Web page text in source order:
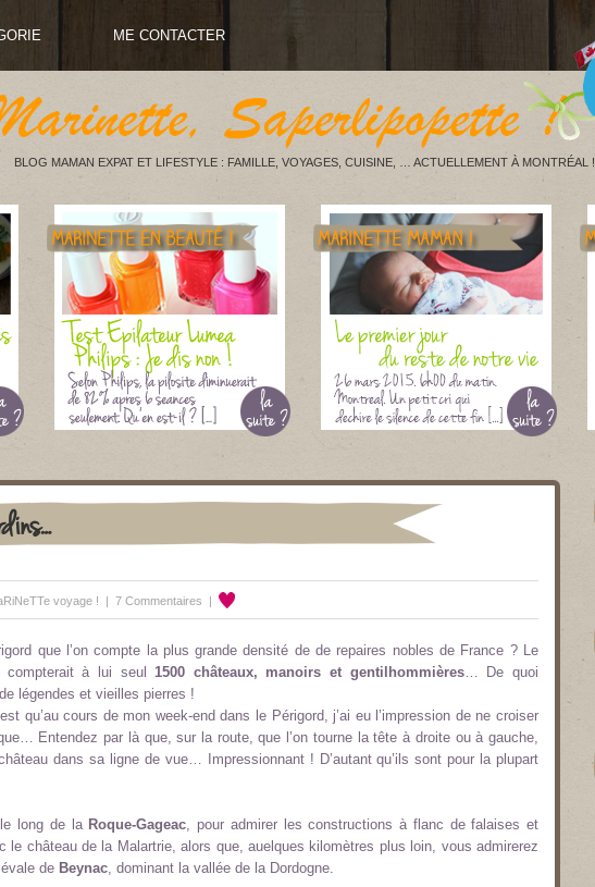
ME CONTACTER
BLOG MAMAN EXPAT ET LIFESTYLE : FAMILLE, VOYAGES, CUISINE, … ACTUELLEMENT À MONTRÉAL !
voyage ! | 7 Commentaires |
que l’on compte la plus grande densité de de repaires nobles de France ? Le
compterait à lui seul1500 châteaux, manoirs et gentilhommières… De quoi
légendes et vieilles pierres !
qu’au cours de mon week-end dans le Périgord, j’ai eu l’impression de ne croiser
Entendez par là que, sur la route, que l’on tourne la tête à droite ou à gauche,
dans sa ligne de vue… Impressionnant ! D’autant qu’ils sont pour la plupart
le long de la Roque-Gageac, pour admirer les constructions à flanc de falaises et
le château de la Malartrie, alors que, auelques kilomètres plus loin, vous admirerez
de Beynac, dominant la vallée de la Dordogne.